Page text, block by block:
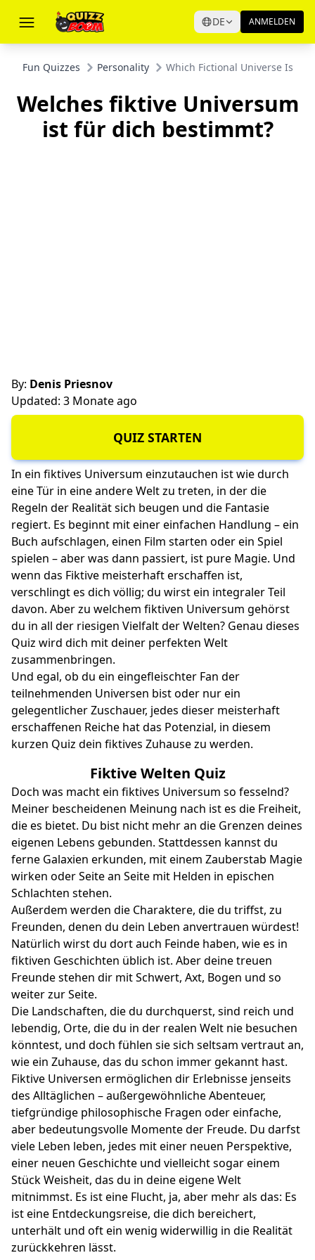
DE ANMELDEN
Fun Quizzes Personality Which Fictional Universe Is
Welches fiktive Universum
ist für dich bestimmt?
By: Denis Priesnov
Updated: 3 Monate ago
QUIZ STARTEN
In ein fiktives Universum einzutauchen ist wie durch
eine Tür in eine andere Welt zu treten, in der die
Regeln der Realität sich beugen und die Fantasie
regiert. Es beginnt mit einer einfachen Handlung – ein
Buch aufschlagen, einen Film starten oder ein Spiel
spielen – aber was dann passiert, ist pure Magie. Und
wenn das Fiktive meisterhaft erschaffen ist,
verschlingt es dich völlig; du wirst ein integraler Teil
davon. Aber zu welchem fiktiven Universum gehörst
du in all der riesigen Vielfalt der Welten? Genau dieses
Quiz wird dich mit deiner perfekten Welt
zusammenbringen.
Und egal, ob du ein eingefleischter Fan der
teilnehmenden Universen bist oder nur ein
gelegentlicher Zuschauer, jedes dieser meisterhaft
erschaffenen Reiche hat das Potenzial, in diesem
kurzen Quiz dein fiktives Zuhause zu werden.
Fiktive Welten Quiz
Doch was macht ein fiktives Universum so fesselnd?
Meiner bescheidenen Meinung nach ist es die Freiheit,
die es bietet. Du bist nicht mehr an die Grenzen deines
eigenen Lebens gebunden. Stattdessen kannst du
ferne Galaxien erkunden, mit einem Zauberstab Magie
wirken oder Seite an Seite mit Helden in epischen
Schlachten stehen.
Außerdem werden die Charaktere, die du triffst, zu
Freunden, denen du dein Leben anvertrauen würdest!
Natürlich wirst du dort auch Feinde haben, wie es in
fiktiven Geschichten üblich ist. Aber deine treuen
Freunde stehen dir mit Schwert, Axt, Bogen und so
weiter zur Seite.
Die Landschaften, die du durchquerst, sind reich und
lebendig, Orte, die du in der realen Welt nie besuchen
könntest, und doch fühlen sie sich seltsam vertraut an,
wie ein Zuhause, das du schon immer gekannt hast.
Fiktive Universen ermöglichen dir Erlebnisse jenseits
des Alltäglichen – außergewöhnliche Abenteuer,
tiefgründige philosophische Fragen oder einfache,
aber bedeutungsvolle Momente der Freude. Du darfst
viele Leben leben, jedes mit einer neuen Perspektive,
einer neuen Geschichte und vielleicht sogar einem
Stück Weisheit, das du in deine eigene Welt
mitnimmst. Es ist eine Flucht, ja, aber mehr als das: Es
ist eine Entdeckungsreise, die dich bereichert,
unterhält und oft ein wenig widerwillig in die Realität
zurückkehren lässt.